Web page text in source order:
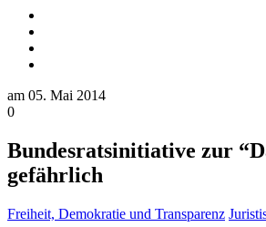
am 05. Mai 2014
0
Bundesratsinitiative zur
gefährlich
Freiheit, Demokratie und Transparenz